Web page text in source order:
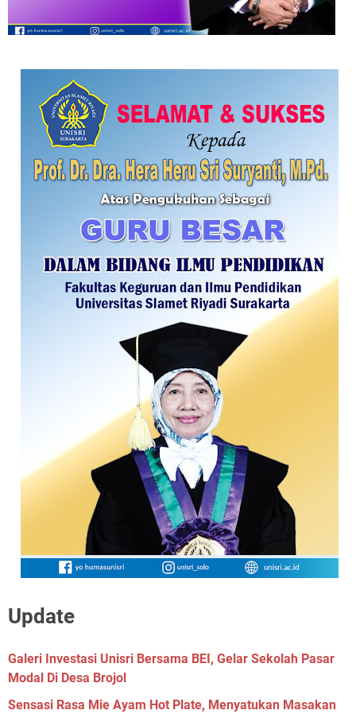
Update
Galeri Investasi Unisri Bersama BEI, Gelar Sekolah Pasar
Modal Di Desa Brojol
Sensasi Rasa Mie Ayam Hot Plate, Menyatukan Masakan